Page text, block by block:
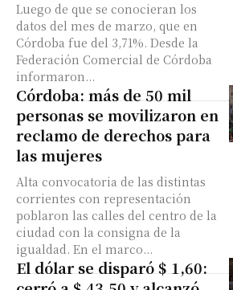
Luego de que se conocieran los
datos del mes de marzo, que en
Córdoba fue del 3,71%. Desde la
Federación Comercial de Córdoba
informaron...
Córdoba: más de 50 mil
personas se movilizaron en
reclamo de derechos para
las mujeres
Alta convocatoria de las distintas
corrientes con representación
poblaron las calles del centro de la
ciudad con la consigna de la
igualdad. En el marco...
El dólar se disparó $ 1,60: